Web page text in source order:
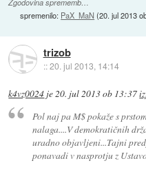
Zgodovina sprememb…
spremenilo: PaX_MaN (20. jul 2013
trizob
::20. jul 2013, 14:14
k4vz0024 je 20. jul 2013 ob 13:37
Pol naj pa M$ pokaže s
nalaga....V demokratičnih
uradno objavljeni...Tajni
ponavadi v nasprotju z